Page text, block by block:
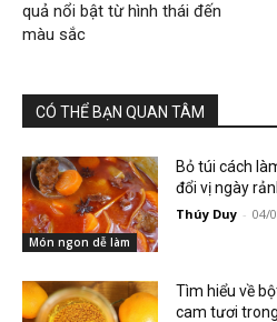
quả nổi bật từ hình thái đến
màu sắc
CÓ THỂ BẠN QUAN TÂM
Món ngon dễ làm
Bỏ túi cách
đổi vị ngày
Thúy Duy - 04/
Tìm hiểu về
cam tươi